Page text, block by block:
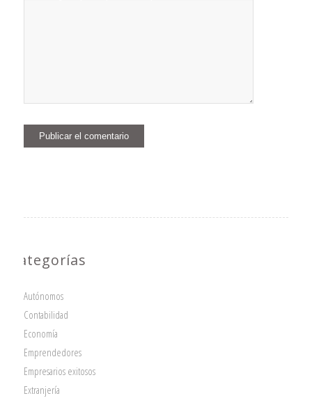
Categorías
Autónomos
Contabilidad
Economía
Emprendedores
Empresarios exitosos
Extranjería